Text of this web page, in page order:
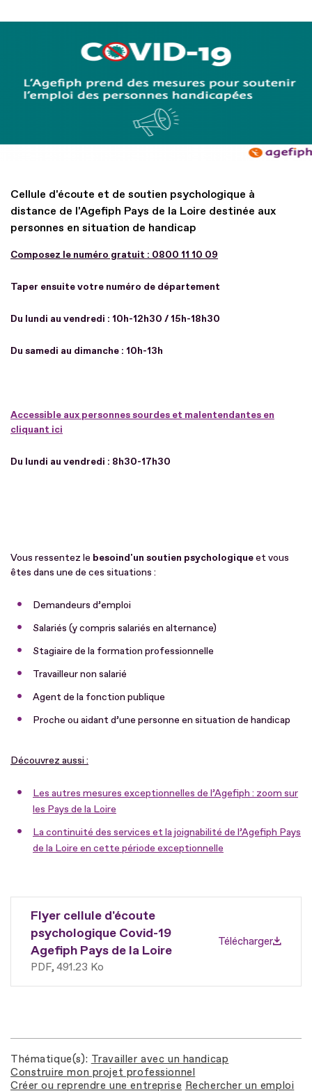
Cellule d'écoute et de soutien psychologique à
distance de l'Agefiph Pays de la Loire destinée aux
personnes en situation de handicap
Composez le numéro gratuit : 0800 11 10 09
Taper ensuite votre numéro de département
Du lundi au vendredi : 10h-12h30 / 15h-18h30
Du samedi au dimanche : 10h-13h
Accessible aux personnes sourdes et malentendantes en
cliquant ici
Du lundi au vendredi : 8h30-17h30
Vous ressentez le besoind'un soutien psychologiqueet vous
êtes dans une de ces situations :
Demandeurs d’emploi
Salariés (y compris salariés en alternance)
Stagiaire de la formation professionnelle
Travailleur non salarié
Agent de la fonction publique
Proche ou aidant d’une personne en situation de handicap
Découvrez aussi :
Les autres mesures exceptionnelles de l’Agefiph : zoom sur
les Pays de la Loire
La continuité des services et la joignabilité de l’Agefiph Pays
de la Loire en cette période exceptionnelle
Flyer cellule d'écoute
psychologique Covid-19
Agefiph Pays de la Loire
PDF 491.23 Ko
Télécharger
Thématique(s) Travailler avec un handicap
Construire mon projet professionnel
Créer ou reprendre une entreprise Rechercher un emploi